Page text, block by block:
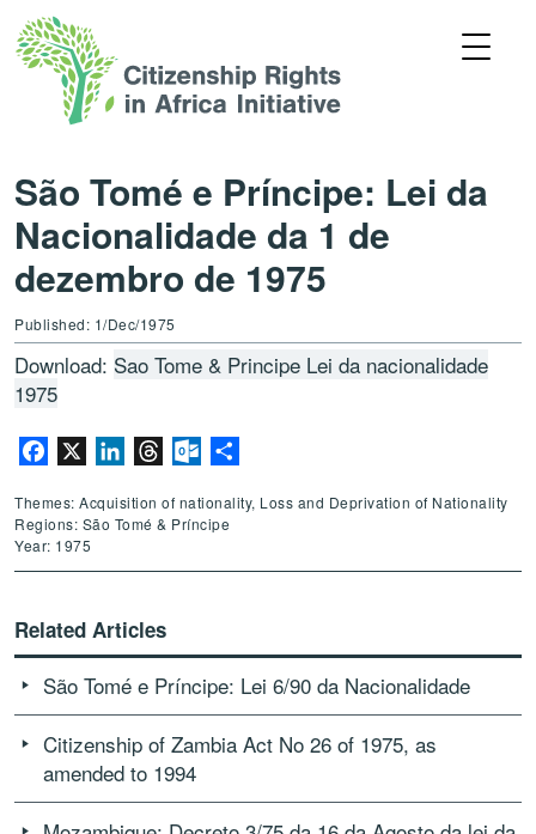
São Tomé e Príncipe: Lei da
Nacionalidade da 1 de
dezembro de 1975
Published: 1/Dec/1975
Download: Sao Tome & Principe Lei da nacionalidade
1975
Facebook LinkedInThreadsOutlook.com
Themes: Acquisition of nationality, Loss and Deprivation of Nationality
Regions: São Tomé & Príncipe
Year: 1975
Related Articles
São Tomé e Príncipe: Lei 6/90 da Nacionalidade
Citizenship of Zambia Act No 26 of 1975, as
amended to 1994